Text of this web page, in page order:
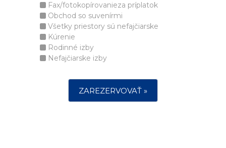
Fax/fotokopírovanieza príplatok
Obchod so suvenírmi
Všetky priestory sú nefajčiarske
Kúrenie
Rodinné izby
Nefajčiarske izby
ZAREZERVOVAŤ »